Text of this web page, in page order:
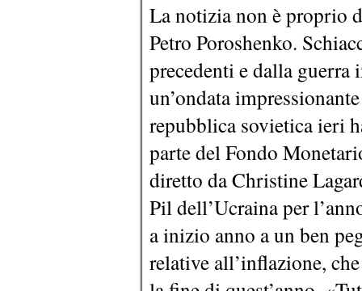
La notizia non è proprio
Petro Poroshenko.
precedenti e dalla guerra
un’ondata
repubblica sovietica ieri
parte del Fondo
diretto da Christine
Pil dell’Ucraina per
a inizio anno a un ben
relative all’inflazione,